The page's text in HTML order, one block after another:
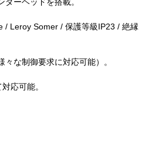
/ Leroy Somer / 保護等級IP23 / 絶縁
な制御要求に対応可能）。
応可能。